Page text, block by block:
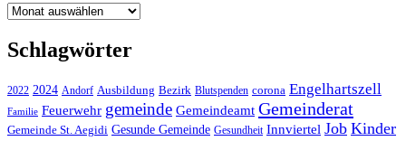
Archiv
Schlagwörter
2022 2024 Andorf Ausbildung Bezirk Blutspenden corona Engelhartszell
Familie Feuerwehr gemeinde Gemeindeamt Gemeinderat
Gemeinde St. Aegidi Gesunde Gemeinde Gesundheit Innviertel Job Kinder